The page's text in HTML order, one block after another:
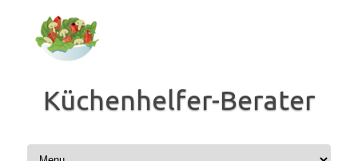
springen
Küchenhelfer-Berater